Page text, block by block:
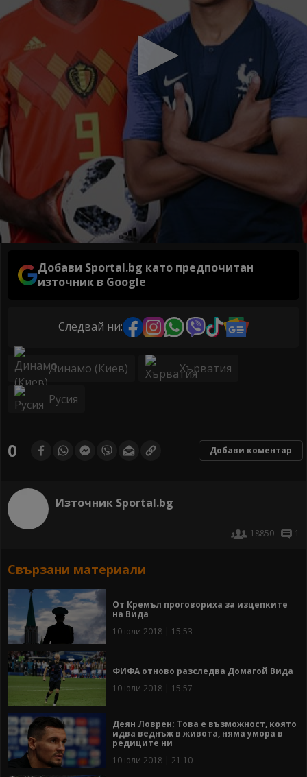
Добави Sportal.bg като предпочитан
източник в Google
Следвай ни:
Динамо (Киев) Хърватия
Русия
0 Добави коментар
Източник Sportal.bg
18850 1
Свързани материали
От Кремъл проговориха за изцепките
на Вида
10 юли 2018 | 15:53
ФИФА отново разследва Домагой Вида
10 юли 2018 | 15:57
Деян Ловрен: Това е възможност, която
идва веднъж в живота, няма умора в
редиците ни
10 юли 2018 | 21:10